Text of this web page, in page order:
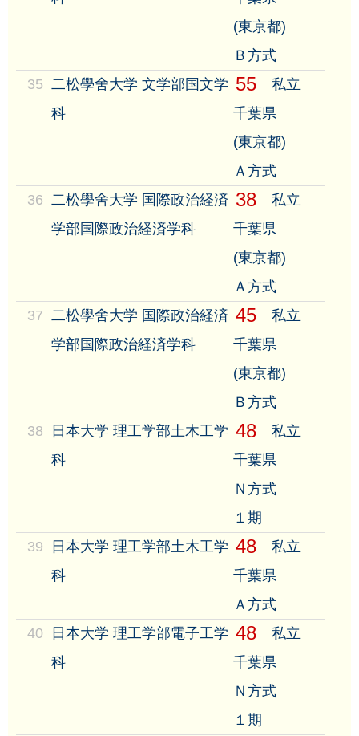
(東京都)
Ｂ方式
35 二松學舍大学 文学部国文学
科
55
私立
千葉県
(東京都)
Ａ方式
36 二松學舍大学 国際政治経済
学部国際政治経済学科
38
私立
千葉県
(東京都)
Ａ方式
37 二松學舍大学 国際政治経済
学部国際政治経済学科
45
私立
千葉県
(東京都)
Ｂ方式
38
日本大学 理工学部土木工学
科
48
私立
千葉県
Ｎ方式
１期
39
日本大学 理工学部土木工学
科
48
私立
千葉県
Ａ方式
40
日本大学 理工学部電子工学
科
48
私立
千葉県
Ｎ方式
１期